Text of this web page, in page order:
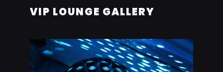
VIP LOUNGE GALLERY